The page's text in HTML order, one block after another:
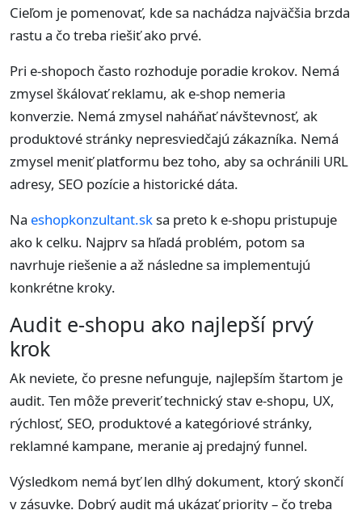
Cieľom je pomenovať, kde sa nachádza najväčšia brzda
rastu a čo treba riešiť ako prvé.
Pri e-shopoch často rozhoduje poradie krokov. Nemá
zmysel škálovať reklamu, ak e-shop nemeria
konverzie. Nemá zmysel naháňať návštevnosť, ak
produktové stránky nepresviedčajú zákazníka. Nemá
zmysel meniť platformu bez toho, aby sa ochránili URL
adresy, SEO pozície a historické dáta.
Na eshopkonzultant.sksa preto k e-shopu pristupuje
ako k celku. Najprv sa hľadá problém, potom sa
navrhuje riešenie a až následne sa implementujú
konkrétne kroky.
Audit e-shopu ako najlepší prvý
krok
Ak neviete, čo presne nefunguje, najlepším štartom je
audit. Ten môže preveriť technický stav e-shopu, UX,
rýchlosť, SEO, produktové a kategóriové stránky,
reklamné kampane, meranie aj predajný funnel.
Výsledkom nemá byť len dlhý dokument, ktorý skončí
v zásuvke. Dobrý audit má ukázať priority – čo treba